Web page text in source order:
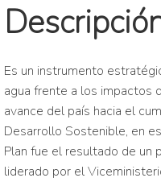
Es un instrumento
agua frente a los impactos
avance del país hacia el
Desarrollo Sostenible, en
Plan fue el resultado de un
liderado por el